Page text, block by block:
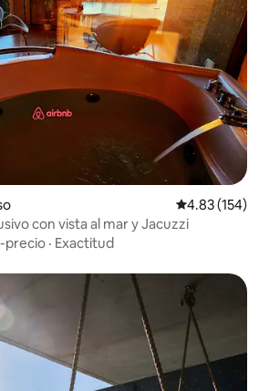
Calificación
4.83 (154)
con vista al mar y Jacuzzi
precio · Exactitud